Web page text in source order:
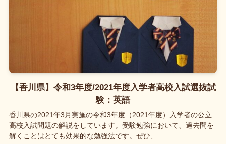
【香川県】令和3年度/2021年度入学者高校入試選抜試
験：英語
香川県の2021年3月実施の令和3年度（2021年度）入学者の公立
高校入試問題の解説をしています。受験勉強において、過去問を
解くことはとても効果的な勉強法です。ぜひ、...